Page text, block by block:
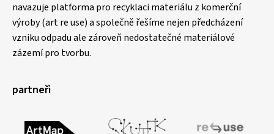
navazuje platforma pro recyklaci materiálu z komerční
výroby (art re use) a společně řešíme nejen předcházení
vzniku odpadu ale zároveň nedostatečné materiálové
zázemí pro tvorbu.
partneři